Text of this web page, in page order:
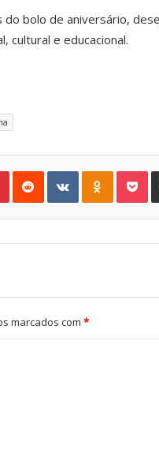
bolo de aniversário,
cultural e educacional.
Pinterest Reddit VKontakte Odnoklassniki Pocket
marcados com *